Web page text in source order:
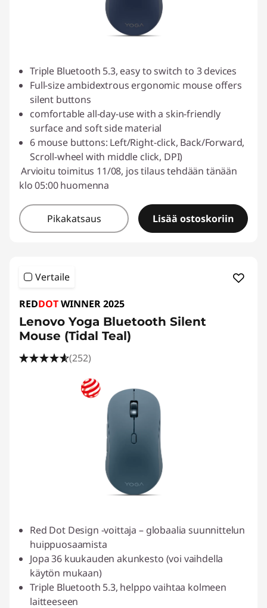
Triple Bluetooth 5.3, easy to switch to 3 devices
Full-size ambidextrous ergonomic mouse offers
silent buttons
comfortable all-day-use with a skin-friendly
surface and soft side material
6 mouse buttons: Left/Right-click, Back/Forward,
Scroll-wheel with middle click, DPI)
Arvioitu toimitus 11/08, jos tilaus tehdään tänään
klo 05:00 huomenna
Pikakatsaus Lisää ostoskoriin
Vertaile
REDDOTWINNER 2025
Lenovo Yoga Bluetooth Silent
Mouse (Tidal Teal)
(252)
Red Dot Design -voittaja – globaalia suunnittelun
huippuosaamista
Jopa 36 kuukauden akunkesto (voi vaihdella
käytön mukaan)
Triple Bluetooth 5.3, helppo vaihtaa kolmeen
laitteeseen